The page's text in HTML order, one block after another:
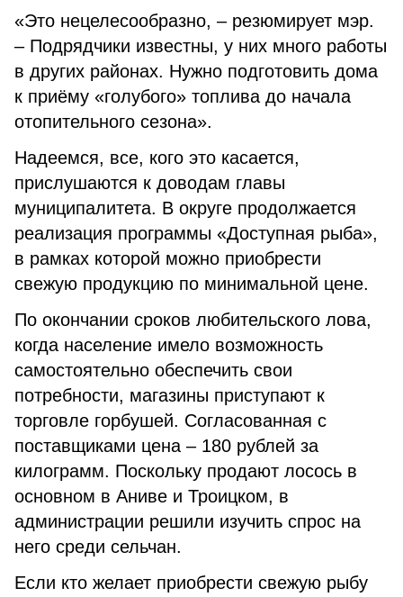
«Это нецелесообразно, – резюмирует мэр.
– Подрядчики известны, у них много работы
в других районах. Нужно подготовить дома
к приёму «голубого» топлива до начала
отопительного сезона».
Надеемся, все, кого это касается,
прислушаются к доводам главы
муниципалитета. В округе продолжается
реализация программы «Доступная рыба»,
в рамках которой можно приобрести
свежую продукцию по минимальной цене.
По окончании сроков любительского лова,
когда население имело возможность
самостоятельно обеспечить свои
потребности, магазины приступают к
торговле горбушей. Согласованная с
поставщиками цена – 180 рублей за
килограмм. Поскольку продают лосось в
основном в Аниве и Троицком, в
администрации решили изучить спрос на
него среди сельчан.
Если кто желает приобрести свежую рыбу